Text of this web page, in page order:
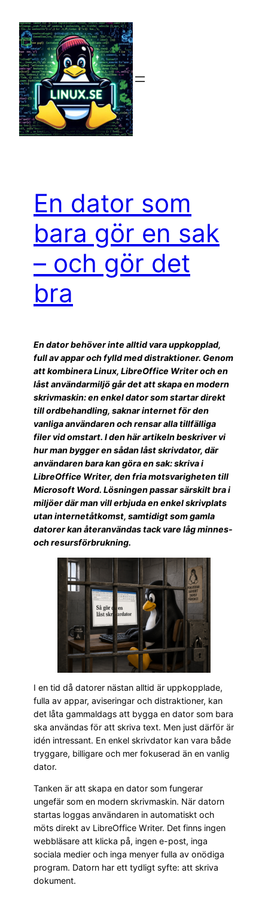
innehåll
En dator som
bara gör en sak
– och gör det
bra
En dator behöver inte alltid vara uppkopplad,
full av appar och fylld med distraktioner. Genom
att kombinera Linux, LibreOffice Writer och en
låst användarmiljö går det att skapa en modern
skrivmaskin: en enkel dator som startar direkt
till ordbehandling, saknar internet för den
vanliga användaren och rensar alla tillfälliga
filer vid omstart. I den här artikeln beskriver vi
hur man bygger en sådan låst skrivdator, där
användaren bara kan göra en sak: skriva i
LibreOffice Writer, den fria motsvarigheten till
Microsoft Word. Lösningen passar särskilt bra i
miljöer där man vill erbjuda en enkel skrivplats
utan internetåtkomst, samtidigt som gamla
datorer kan återanvändas tack vare låg minnes-
och resursförbrukning.
I en tid då datorer nästan alltid är uppkopplade,
fulla av appar, aviseringar och distraktioner, kan
det låta gammaldags att bygga en dator som bara
ska användas för att skriva text. Men just därför är
idén intressant. En enkel skrivdator kan vara både
tryggare, billigare och mer fokuserad än en vanlig
dator.
Tanken är att skapa en dator som fungerar
ungefär som en modern skrivmaskin. När datorn
startas loggas användaren in automatiskt och
möts direkt av LibreOffice Writer. Det finns ingen
webbläsare att klicka på, ingen e-post, inga
sociala medier och inga menyer fulla av onödiga
program. Datorn har ett tydligt syfte: att skriva
dokument.